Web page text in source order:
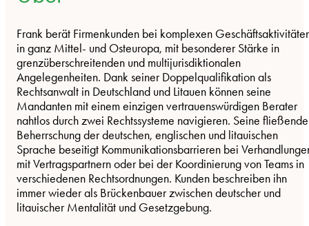
Frank berät Firmenkunden bei komplexen
in ganz Mittel- und Osteuropa, mit besonderer Stärke in
grenzüberschreitenden und multijurisdiktionalen
Angelegenheiten. Dank seiner Doppelqualifikation als
Rechtsanwalt in Deutschland und Litauen können seine
Mandanten mit einem einzigen vertrauenswürdigen Berater
nahtlos durch zwei Rechtssysteme navigieren. Seine fließende
Beherrschung der deutschen, englischen und litauischen
Sprache beseitigt Kommunikationsbarrieren bei
mit Vertragspartnern oder bei der Koordinierung von Teams in
verschiedenen Rechtsordnungen. Kunden beschreiben ihn
immer wieder als Brückenbauer zwischen deutscher und
litauischer Mentalität und Gesetzgebung.